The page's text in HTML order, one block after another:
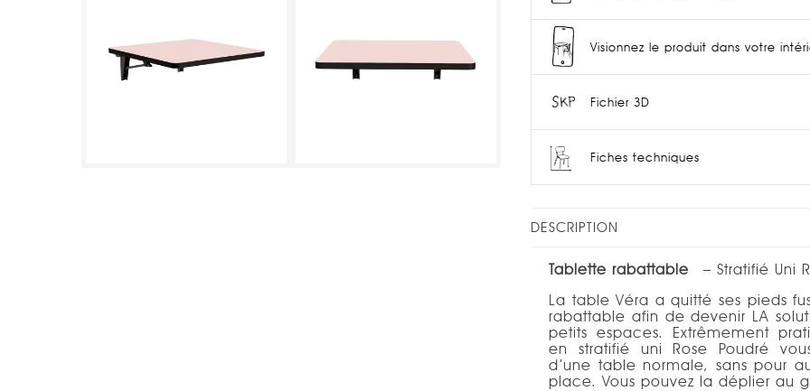
Visionnez le produit dans votre
Fichier 3D
Fiches techniques
DESCRIPTION
Tablette rabattable – Stratifié Uni
La table Véra a quitté ses pieds
rabattable afin de devenir LA
petits espaces. Extrêmement
en stratifié uni Rose Poudré
d’une table normale, sans pour
place. Vous pouvez la déplier au